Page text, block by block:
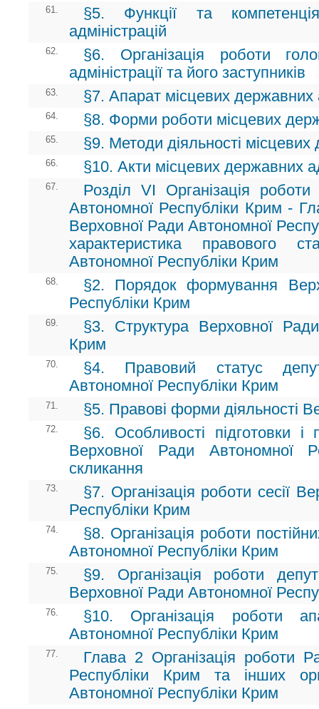
61.
§5. Функції та
адміністрацій
62.
§6. Організація роботи
адміністрації та його заступників
63. §7. Апарат місцевих державних
64. §8. Форми роботи місцевих
65. §9. Методи діяльності місцевих
66. §10. Акти місцевих державних
67.
Розділ VI Організація роботи
Автономної Республіки Крим -
Верховної Ради Автономної
характеристика правового
Автономної Республіки Крим
68.
§2. Порядок формування
Республіки Крим
69.
§3. Структура Верховної
Крим
70.
§4. Правовий статус
Автономної Республіки Крим
71. §5. Правові форми діяльності
72.
§6. Особливості підготовки і
Верховної Ради Автономної
скликання
73.
§7. Організація роботи сесії
Республіки Крим
74.
§8. Організація роботи
Автономної Республіки Крим
75.
§9. Організація роботи
Верховної Ради Автономної
76.
§10. Організація роботи
Автономної Республіки Крим
77.
Глава 2 Організація роботи
Республіки Крим та інших
Автономної Республіки Крим